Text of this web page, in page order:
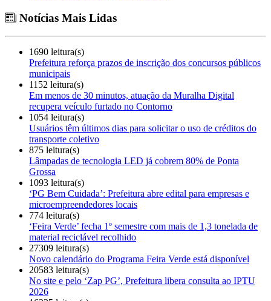
Notícias Mais Lidas
1690 leitura(s)
Prefeitura reforça prazos de inscrição dos concursos públicos
municipais
1152 leitura(s)
Em menos de 30 minutos, atuação da Muralha Digital
recupera veículo furtado no Contorno
1054 leitura(s)
Usuários têm últimos dias para solicitar o uso de créditos do
transporte coletivo
875 leitura(s)
Lâmpadas de tecnologia LED já cobrem 80% de Ponta
Grossa
1093 leitura(s)
‘PG Bem Cuidada’: Prefeitura abre edital para empresas e
microempreendedores locais
774 leitura(s)
‘Feira Verde’ fecha 1º semestre com mais de 1,3 tonelada de
material reciclável recolhido
27309 leitura(s)
Novo calendário do Programa Feira Verde está disponível
20583 leitura(s)
No site e pelo ‘Zap PG’, Prefeitura libera consulta ao IPTU
2026